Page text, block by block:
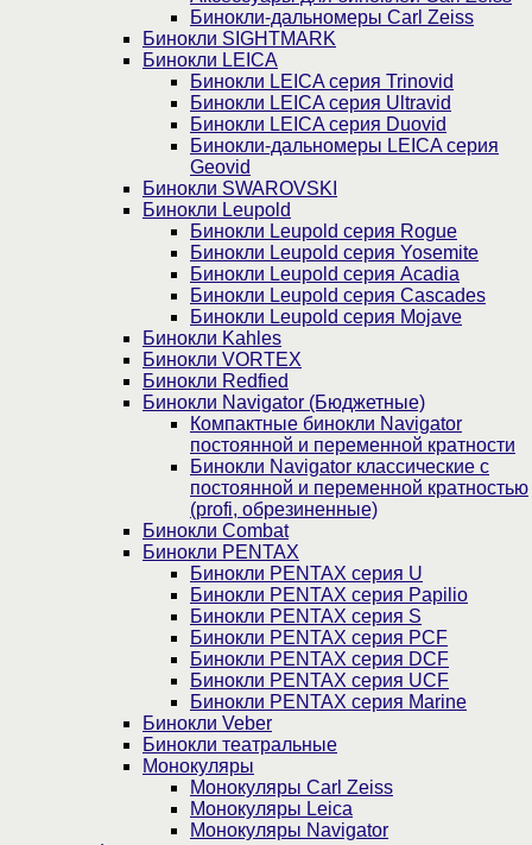
Бинокли-дальномеры Carl Zeiss
Бинокли SIGHTMARK
Бинокли LEICA
Бинокли LEICA серия Trinovid
Бинокли LEICA серия Ultravid
Бинокли LEICA серия Duovid
Бинокли-дальномеры LEICA серия
Geovid
Бинокли SWAROVSKI
Бинокли Leupold
Бинокли Leupold серия Rogue
Бинокли Leupold серия Yosemite
Бинокли Leupold серия Acadia
Бинокли Leupold серия Cascades
Бинокли Leupold серия Mojave
Бинокли Kahles
Бинокли VORTEX
Бинокли Redfied
Бинокли Navigator (Бюджетные)
Компактные бинокли Navigator
постоянной и переменной кратности
Бинокли Navigator классические с
постоянной и переменной кратностью
(profi, обрезиненные)
Бинокли Combat
Бинокли PENTAX
Бинокли PENTAX серия U
Бинокли PENTAX серия Papilio
Бинокли PENTAX серия S
Бинокли PENTAX серия PCF
Бинокли PENTAX серия DCF
Бинокли PENTAX серия UCF
Бинокли PENTAX серия Marine
Бинокли Veber
Бинокли театральные
Монокуляры
Монокуляры Carl Zeiss
Монокуляры Leica
Монокуляры Navigator